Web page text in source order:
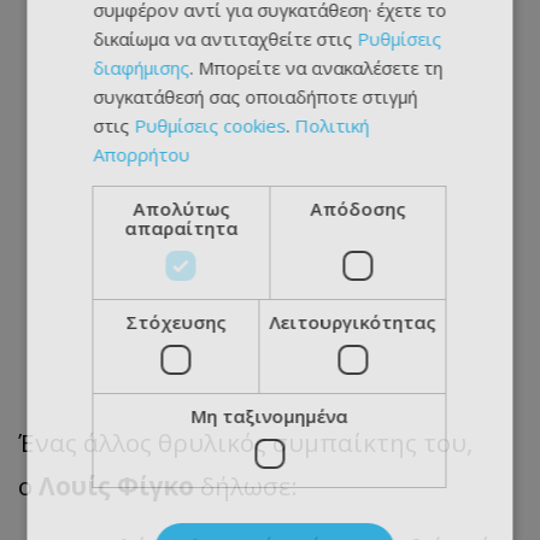
Ένας άλλος θρυλικός συμπαίκτης του,
ο Λουίς Φίγκοδήλωσε:
συμφέρον αντί για συγκατάθεση· έχετε το
δικαίωμα να αντιταχθείτε στις Ρυθμίσεις
διαφήμισης. Μπορείτε να ανακαλέσετε τη
συγκατάθεσή σας οποιαδήποτε στιγμή
στις Ρυθμίσεις cookies. Πολιτική
Απορρήτου
Απολύτως
απαραίτητα
Απόδοσης
Στόχευσης Λειτουργικότητας
Μη ταξινομημένα